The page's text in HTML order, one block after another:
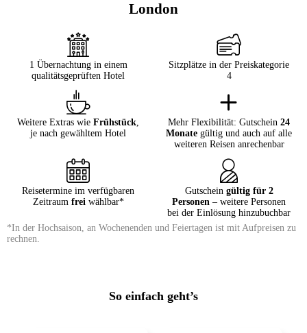
London
1 Übernachtung in einem
qualitätsgeprüften Hotel
Sitzplätze in der Preiskategorie
4
Weitere Extras wie Frühstück,
je nach gewähltem Hotel
Mehr Flexibilität: Gutschein 24
Monate gültig und auch auf alle
weiteren Reisen anrechenbar
Reisetermine im verfügbaren
Zeitraum freiwählbar*
Gutschein gültig für 2
Personen – weitere Personen
bei der Einlösung hinzubuchbar
*In der Hochsaison, an Wochenenden und Feiertagen ist mit Aufpreisen zu
rechnen.
So einfach geht’s